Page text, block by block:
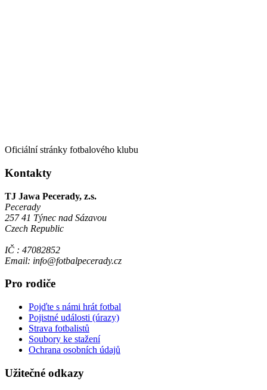
Oficiální stránky fotbalového klubu
Kontakty
TJ Jawa Pecerady, z.s.
Pecerady
257 41 Týnec nad Sázavou
Czech Republic
IČ : 47082852
Email: info@fotbalpecerady.cz
Pro rodiče
Pojďte s námi hrát fotbal
Pojistné události (úrazy)
Strava fotbalistů
Soubory ke stažení
Ochrana osobních údajů
Užitečné odkazy